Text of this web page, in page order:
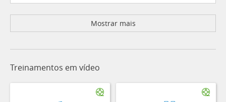
Mostrar mais
Treinamentos em vídeo